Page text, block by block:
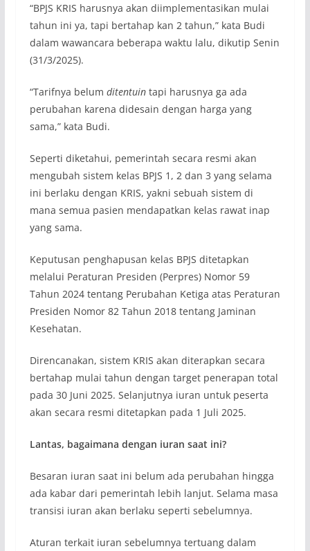
“BPJS KRIS harusnya akan diimplementasikan mulai
tahun ini ya, tapi bertahap kan 2 tahun,” kata Budi
dalam wawancara beberapa waktu lalu, dikutip Senin
(31/3/2025).
“Tarifnya belum ditentuintapi harusnya ga ada
perubahan karena didesain dengan harga yang
sama,” kata Budi.
Seperti diketahui, pemerintah secara resmi akan
mengubah sistem kelas BPJS 1, 2 dan 3 yang selama
ini berlaku dengan KRIS, yakni sebuah sistem di
mana semua pasien mendapatkan kelas rawat inap
yang sama.
Keputusan penghapusan kelas BPJS ditetapkan
melalui Peraturan Presiden (Perpres) Nomor 59
Tahun 2024 tentang Perubahan Ketiga atas Peraturan
Presiden Nomor 82 Tahun 2018 tentang Jaminan
Kesehatan.
Direncanakan, sistem KRIS akan diterapkan secara
bertahap mulai tahun dengan target penerapan total
pada 30 Juni 2025. Selanjutnya iuran untuk peserta
akan secara resmi ditetapkan pada 1 Juli 2025.
Lantas, bagaimana dengan iuran saat ini?
Besaran iuran saat ini belum ada perubahan hingga
ada kabar dari pemerintah lebih lanjut. Selama masa
transisi iuran akan berlaku seperti sebelumnya.
Aturan terkait iuran sebelumnya tertuang dalam